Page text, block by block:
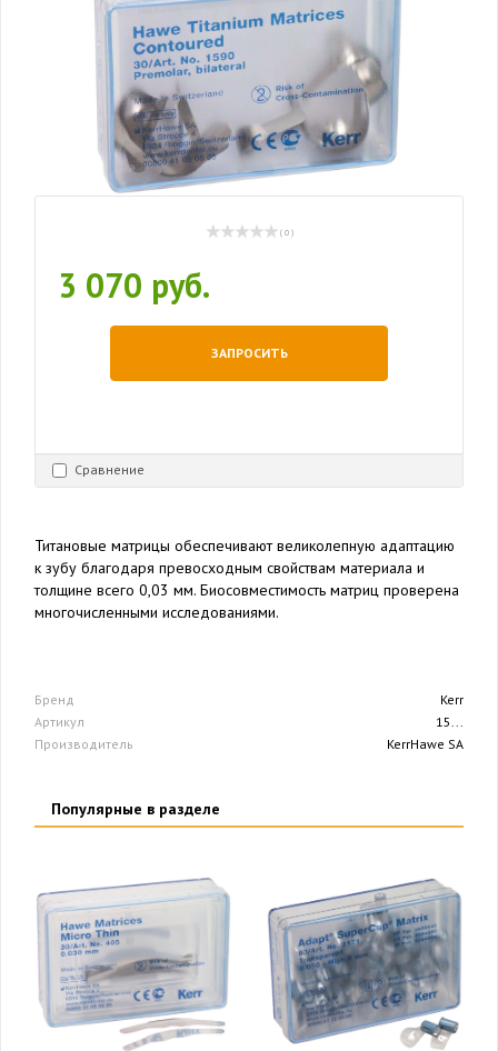
( 0 )
3 070 руб.
ЗАПРОСИТЬ
Сравнение
Титановые матрицы обеспечивают великолепную адаптацию
к зубу благодаря превосходным свойствам материала и
толщине всего 0,03 мм. Биосовместимость матриц проверена
многочисленными исследованиями.
Бренд
Kerr
Артикул
15...
Производитель
KerrHawe SA
Популярные в разделе